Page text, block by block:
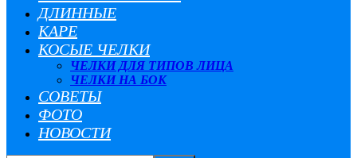
ДЛИННЫЕ
КАРЕ
КОСЫЕ ЧЕЛКИ
ЧЕЛКИ ДЛЯ ТИПОВ ЛИЦА
ЧЕЛКИ НА БОК
СОВЕТЫ
ФОТО
НОВОСТИ